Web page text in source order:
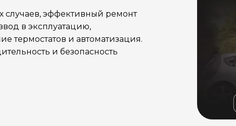
случаев, эффективный ремонт
в эксплуатацию,
термостатов и автоматизация.
и безопасность